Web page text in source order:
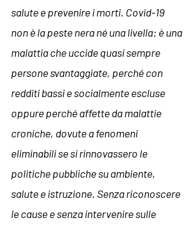
salute e prevenire i morti. Covid-19
non è la peste nera né una livella: è una
malattia che uccide quasi sempre
persone svantaggiate, perché con
redditi bassi e socialmente escluse
oppure perché affette da malattie
croniche, dovute a fenomeni
eliminabili se si rinnovassero le
politiche pubbliche su ambiente,
salute e istruzione. Senza riconoscere
le cause e senza intervenire sulle